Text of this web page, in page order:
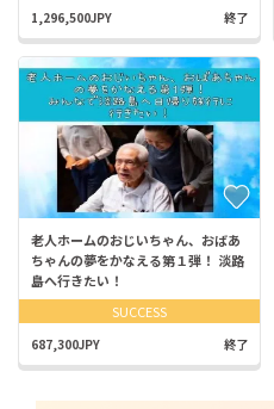
1,296,500JPY 終了
老人ホームのおじいちゃん、おばあ
ちゃんの夢をかなえる第１弾！ 淡路
島へ行きたい！
SUCCESS
687,300JPY 終了